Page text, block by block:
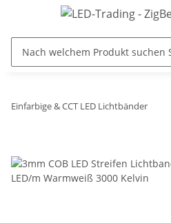
Einfarbige & CCT LED Lichtbänder